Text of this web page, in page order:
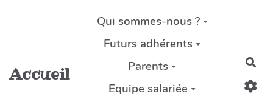
Aller au contenu principal
Accueil
Qui sommes-nous ?
Futurs adhérents
Parents
Equipe salariée